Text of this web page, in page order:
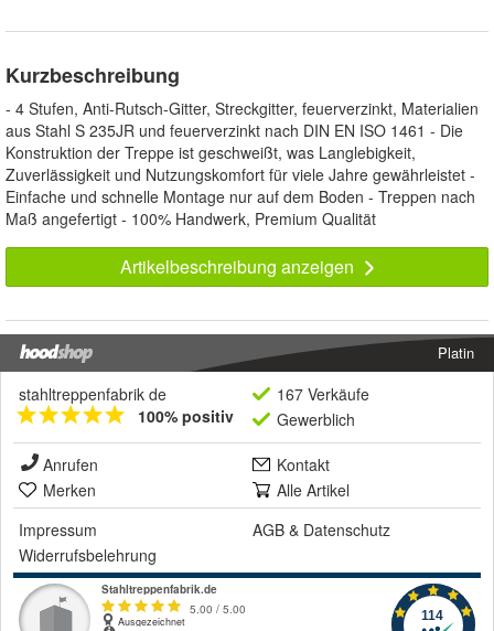
Kurzbeschreibung
- 4 Stufen, Anti-Rutsch-Gitter, Streckgitter, feuerverzinkt, Materialien
aus Stahl S 235JR und feuerverzinkt nach DIN EN ISO 1461 - Die
Konstruktion der Treppe ist geschweißt, was Langlebigkeit,
Zuverlässigkeit und Nutzungskomfort für viele Jahre gewährleistet -
Einfache und schnelle Montage nur auf dem Boden - Treppen nach
Maß angefertigt - 100% Handwerk, Premium Qualität
Artikelbeschreibung anzeigen
Platin
stahltreppenfabrik de
100% positiv
167 Verkäufe
Gewerblich
Anrufen
Kontakt
Merken
Alle Artikel
Impressum
AGB & Datenschutz
Widerrufsbelehrung